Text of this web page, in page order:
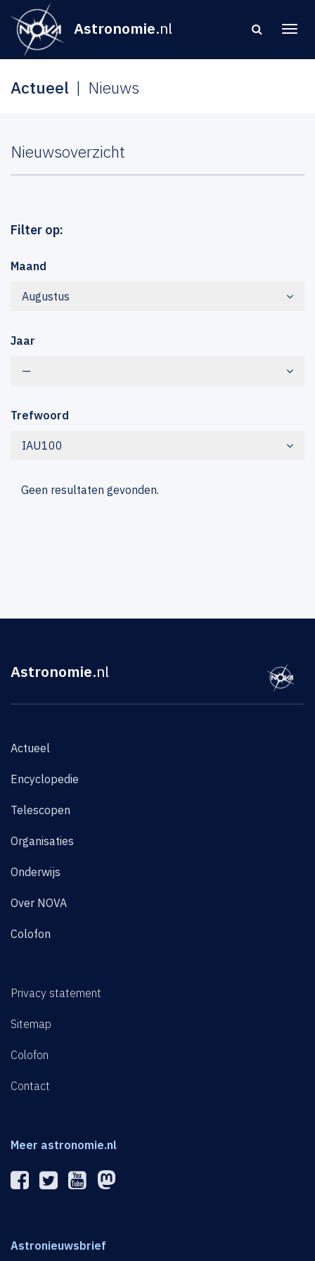
Astronomie.nl
Actueel Nieuws
Nieuwsoverzicht
Filter op:
Maand
Augustus
Jaar
—
Trefwoord
IAU100
Geen resultaten gevonden.
Astronomie.nl
Actueel
Encyclopedie
Telescopen
Organisaties
Onderwijs
Over NOVA
Colofon
Privacy statement
Sitemap
Colofon
Contact
Meer astronomie.nl
Astronieuwsbrief